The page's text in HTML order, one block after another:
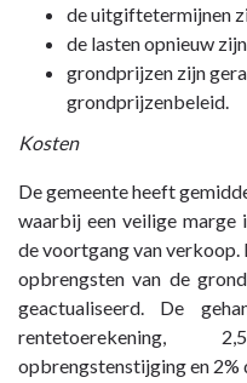
de uitgiftetermijnen
de lasten opnieuw
grondprijzen zijn
grondprijzenbeleid.
Kosten
De gemeente heeft
waarbij een veilige
de voortgang van verkoop.
opbrengsten van de
geactualiseerd. De
rentetoerekening,
opbrengstenstijging en